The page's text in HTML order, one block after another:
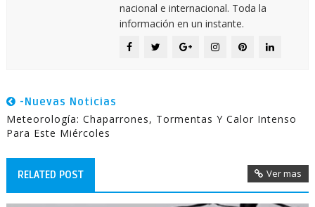
nacional e internacional. Toda la
información en un instante.
-Nuevas Noticias
Meteorología: Chaparrones, Tormentas Y Calor Intenso
Para Este Miércoles
RELATED POST Ver mas